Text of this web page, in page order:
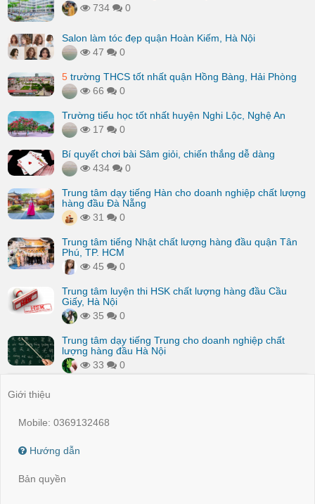
734
0
Salon làm tóc đẹp quận Hoàn Kiếm, Hà Nội
47
0
5 trường THCS tốt nhất quận Hồng Bàng, Hải Phòng
66
0
Trường tiểu học tốt nhất huyện Nghi Lộc, Nghệ An
17
0
Bí quyết chơi bài Sâm giỏi, chiến thắng dễ dàng
434
0
Trung tâm dạy tiếng Hàn cho doanh nghiệp chất lượng
hàng đầu Đà Nẵng
31
0
Trung tâm tiếng Nhật chất lượng hàng đầu quận Tân
Phú, TP. HCM
45
0
Trung tâm luyện thi HSK chất lượng hàng đầu Cầu
Giấy, Hà Nội
35
0
Trung tâm dạy tiếng Trung cho doanh nghiệp chất
lượng hàng đầu Hà Nội
33
0
Giới thiệu
Mobile: 0369132468
Hướng dẫn
Bản quyền